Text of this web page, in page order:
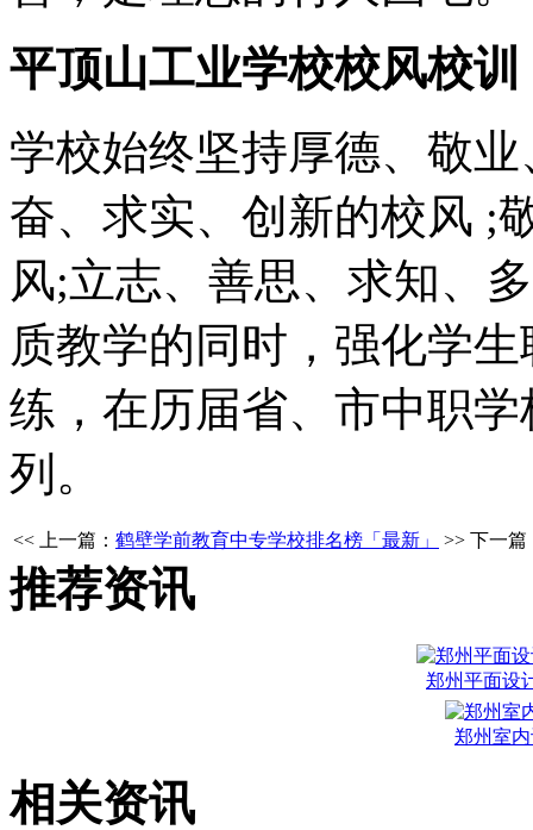
平顶山工业学校校风校训
学校始终坚持厚德、敬
奋、求实、创新的校风 ;
风;立志、善思、求知、
质教学的同时，强化学
练，在历届省、市中职
列。
<< 上一篇： 鹤壁学前教育中专学校排名榜「最新」 >> 下一篇
推荐资讯
郑州平面设
郑州室
相关资讯